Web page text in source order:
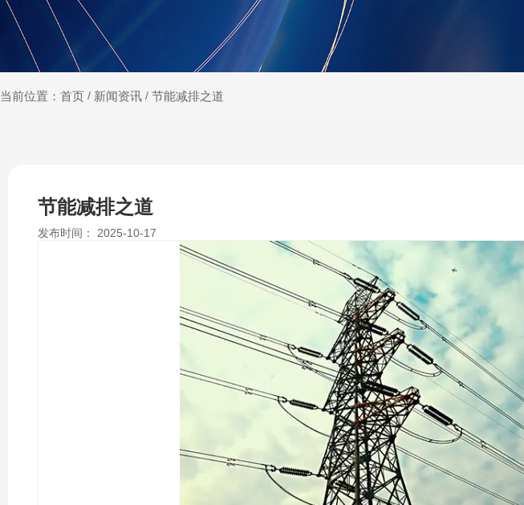
当前位置：首页 / 新闻资讯 / 节能减排之道
节能减排之道
发布时间： 2025-10-17